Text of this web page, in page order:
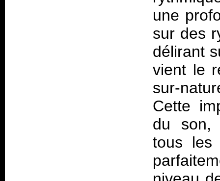
une
sur des
délirant
vient le
sur-
Cette
du son,
tous les